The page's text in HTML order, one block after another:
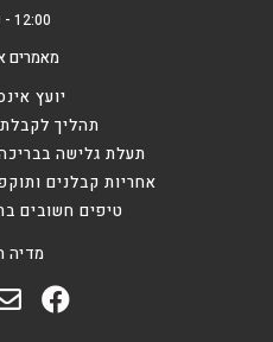
12:00 - 08:00
מאמרים
יועץ
תהליך לקבלת
תעלת גלישה בבריכה
אחריות קבלנים
טיפים חשובים
מדיה